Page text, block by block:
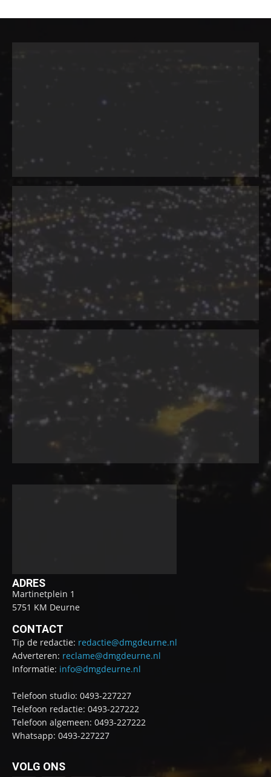
ADRES
Martinetplein 1
5751 KM Deurne
CONTACT
Tip de redactie: redactie@dmgdeurne.nl
Adverteren: reclame@dmgdeurne.nl
Informatie: info@dmgdeurne.nl
Telefoon studio: 0493-227227
Telefoon redactie: 0493-227222
Telefoon algemeen: 0493-227222
Whatsapp: 0493-227227
VOLG ONS